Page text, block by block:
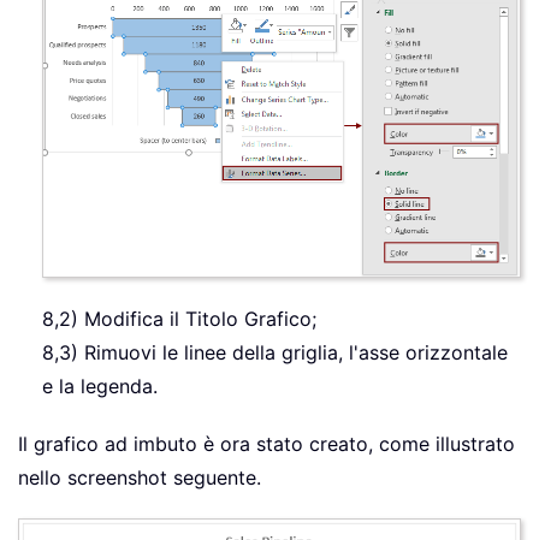
8,2) Modifica il Titolo Grafico;
8,3) Rimuovi le linee della griglia, l'asse orizzontale
e la legenda.
Il grafico ad imbuto è ora stato creato, come illustrato
nello screenshot seguente.